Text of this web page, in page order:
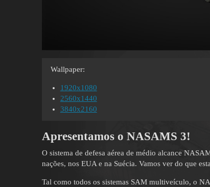
Wallpaper:
1920x1080
2560x1440
3840x2160
Apresentamos o NASAMS 3!
O sistema de defesa aérea de médio alcance
nações, nos EUA e na Suécia. Vamos ver do que
Tal como todos os sistemas SAM multiveículo, o